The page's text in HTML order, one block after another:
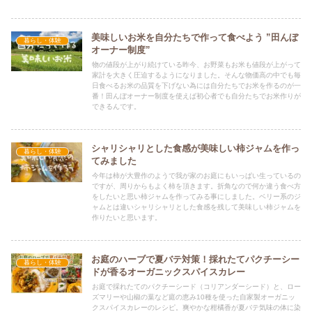
暮らし・体験
美味しいお米を自分たちで作って食べよう ”田んぼ
オーナー制度”
物の値段が上がり続けている昨今、お野菜もお米も値段が上がって
家計を大きく圧迫するようになりました。そんな物価高の中でも毎
日食べるお米の品質を下げない為には自分たちでお米を作るのが一
番！田んぼオーナー制度を使えば初心者でも自分たちでお米作りが
できるんです。
暮らし・体験
シャリシャリとした食感が美味しい柿ジャムを作っ
てみました
今年は柿が大豊作のようで我が家のお庭にもいっぱい生っているの
ですが、周りからもよく柿を頂きます。折角なので何か違う食べ方
をしたいと思い柿ジャムを作ってみる事にしました。ベリー系のジ
ャムとは違いシャリシャリとした食感を残して美味しい柿ジャムを
作りたいと思います。
暮らし・体験
お庭のハーブで夏バテ対策！採れたてパクチーシー
ドが香るオーガニックスパイスカレー
お庭で採れたてのパクチーシード（コリアンダーシード）と、ロー
ズマリーや山椒の葉など庭の恵み10種を使った自家製オーガニッ
クスパイスカレーのレシピ。爽やかな柑橘香が夏バテ気味の体に染